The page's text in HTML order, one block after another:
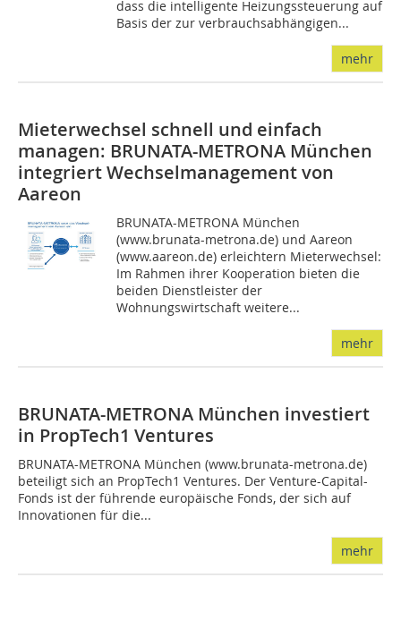
dass die intelligente Heizungssteuerung auf
Basis der zur verbrauchsabhängigen...
mehr
Mieterwechsel schnell und einfach
managen: BRUNATA-METRONA München
integriert Wechselmanagement von
Aareon
BRUNATA-METRONA München
(www.brunata-metrona.de) und Aareon
(www.aareon.de) erleichtern Mieterwechsel:
Im Rahmen ihrer Kooperation bieten die
beiden Dienstleister der
Wohnungswirtschaft weitere...
mehr
BRUNATA-METRONA München investiert
in PropTech1 Ventures
BRUNATA-METRONA München (www.brunata-metrona.de)
beteiligt sich an PropTech1 Ventures. Der Venture-Capital-
Fonds ist der führende europäische Fonds, der sich auf
Innovationen für die...
mehr